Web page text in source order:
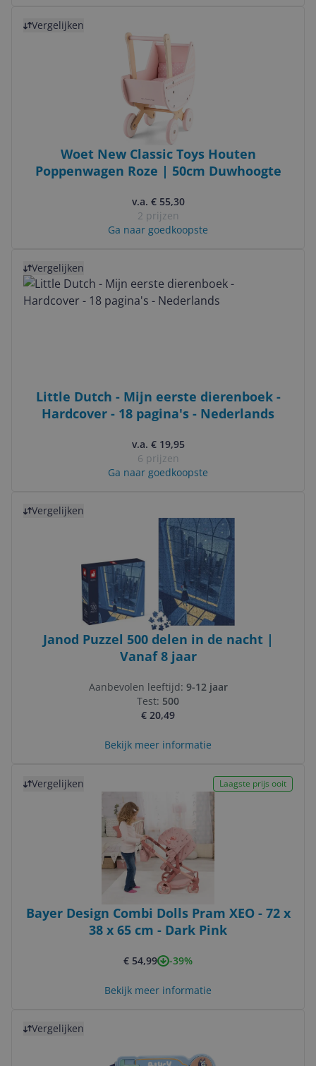
Vergelijken
Woet New Classic Toys Houten
Poppenwagen Roze | 50cm Duwhoogte
v.a. € 55,30
2 prijzen
Ga naar goedkoopste
Vergelijken
Little Dutch - Mijn eerste dierenboek -
Hardcover - 18 pagina's - Nederlands
v.a. € 19,95
6 prijzen
Ga naar goedkoopste
Vergelijken
Janod Puzzel 500 delen in de nacht |
Vanaf 8 jaar
Aanbevolen leeftijd: 9-12 jaar
Test: 500
€ 20,49
Bekijk meer informatie
Vergelijken Laagste prijs ooit
Bayer Design Combi Dolls Pram XEO - 72 x
38 x 65 cm - Dark Pink
€ 54,99 -39%
Bekijk meer informatie
Vergelijken